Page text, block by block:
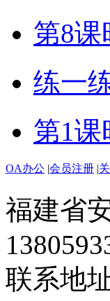
第8课
练一
第1课
OA办公 |会员注册 |
福建省
联系地